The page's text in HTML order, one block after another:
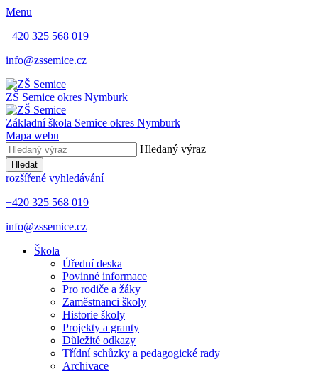
Menu
+420 325 568 019
info@zssemice.cz
ZŠ Semice okres Nymburk
Základní škola Semice okres Nymburk
Mapa webu
Hledaný výraz
Hledat
rozšířené vyhledávání
+420 325 568 019
info@zssemice.cz
Škola
Úřední deska
Povinné informace
Pro rodiče a žáky
Zaměstnanci školy
Historie školy
Projekty a granty
Důležité odkazy
Třídní schůzky a pedagogické rady
Archivace